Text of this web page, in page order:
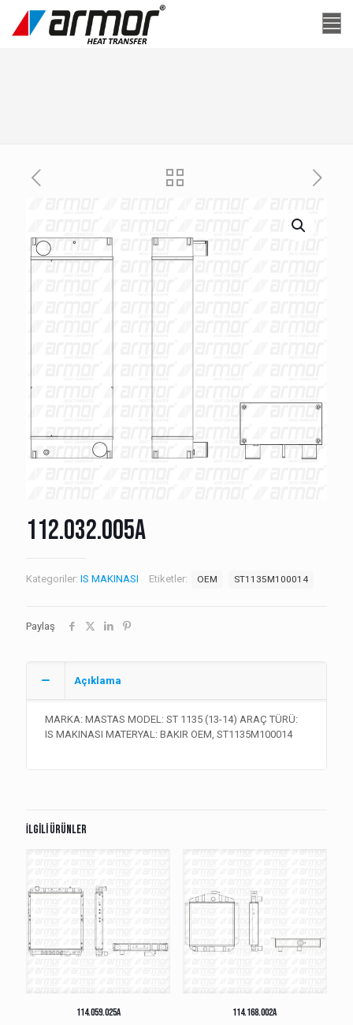
112.032.005A
Kategoriler: IS MAKINASI Etiketler: OEM ST1135M100014
Paylaş
Açıklama
MARKA: MASTAS MODEL: ST 1135 (13-14) ARAÇ TÜRÜ:
IS MAKINASI MATERYAL: BAKIR OEM, ST1135M100014
İlgili ürünler
114.059.025A 114.168.002A